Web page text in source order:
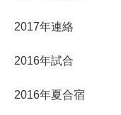
2017年連絡
2016年試合
2016年夏合宿